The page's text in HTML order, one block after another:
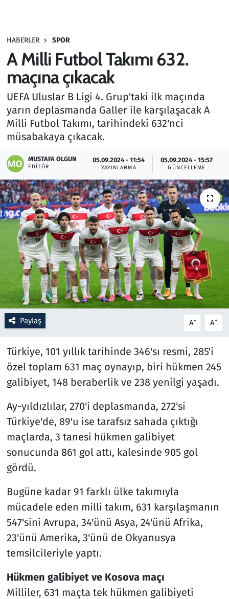
HABERLER SPOR
A Milli Futbol Takımı 632.
maçına çıkacak
UEFA Uluslar B Ligi 4. Grup'taki ilk maçında
yarın deplasmanda Galler ile karşılaşacak A
Milli Futbol Takımı, tarihindeki 632'nci
müsabakaya çıkacak.
MUSTAFA OLGUN
EDITÖR
05.09.2024 - 11:54
YAYINLANMA
05.09.2024 - 15:57
GÜNCELLEME
Paylaş A- A+
Türkiye, 101 yıllık tarihinde 346'sı resmi, 285'i
özel toplam 631 maç oynayıp, biri hükmen 245
galibiyet, 148 beraberlik ve 238 yenilgi yaşadı.
Ay-yıldızlılar, 270'i deplasmanda, 272'si
Türkiye'de, 89'u ise tarafsız sahada çıktığı
maçlarda, 3 tanesi hükmen galibiyet
sonucunda 861 gol attı, kalesinde 905 gol
gördü.
Bugüne kadar 91 farklı ülke takımıyla
mücadele eden milli takım, 631 karşılaşmanın
547'sini Avrupa, 34'ünü Asya, 24'ünü Afrika,
23'ünü Amerika, 3'ünü de Okyanusya
temsilcileriyle yaptı.
Hükmen galibiyet ve Kosova maçı
Milliler, 631 maçta tek hükmen galibiyeti
Haber
Kültür Sanat
Kurumsal Haberler
Lezzet Durağı
Oyun
Ramazan
Resmi İlanlar
Rüya Tabirleri
Sağlık
Savunma Sanayi
Seçim 2023
Spor
Teknoloji ve Bilim
Televizyon